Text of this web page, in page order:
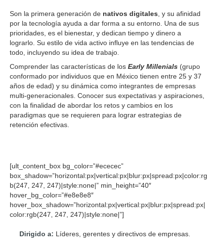
Son la primera generación de nativos digitales, y su afinidad
por la tecnología ayuda a dar forma a su entorno. Una de sus
prioridades, es el bienestar, y dedican tiempo y dinero a
lograrlo. Su estilo de vida activo influye en las tendencias de
todo, incluyendo su idea de trabajo.
Comprender las características de los Early Millenials (grupo
conformado por individuos que en México tienen entre 25 y 37
años de edad) y su dinámica como integrantes de empresas
multi-generacionales. Conocer sus expectativas y aspiraciones,
con la finalidad de abordar los retos y cambios en los
paradigmas que se requieren para lograr estrategias de
retención efectivas.
[ult_content_box bg_color=”#ececec”
box_shadow=”horizontal:px|vertical:px|blur:px|spread:px|color:rg
b(247, 247, 247)|style:none|” min_height=”40″
hover_bg_color=”#e8e8e8″
hover_box_shadow=”horizontal:px|vertical:px|blur:px|spread:px|
color:rgb(247, 247, 247)|style:none|”]
Dirigido a: Líderes, gerentes y directivos de empresas.